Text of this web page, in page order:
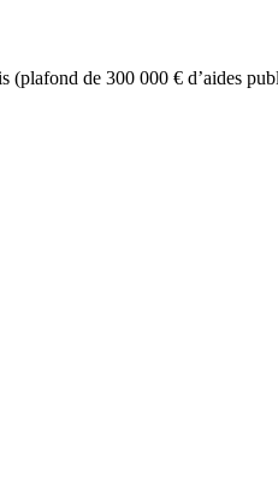
de 300 000 € d’aides